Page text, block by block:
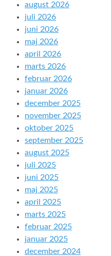
august 2026
juli 2026
juni 2026
maj 2026
april 2026
marts 2026
februar 2026
januar 2026
december 2025
november 2025
oktober 2025
september 2025
august 2025
juli 2025
juni 2025
maj 2025
april 2025
marts 2025
februar 2025
januar 2025
december 2024